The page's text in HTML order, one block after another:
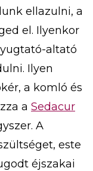
ellazulni, a
el. Ilyenkor
altató
Ilyen
a komló és
a Sedacur
A
este
éjszakai